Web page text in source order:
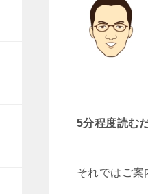
5分程度読む
それではご案